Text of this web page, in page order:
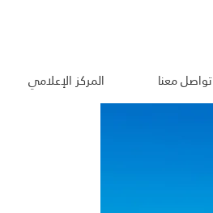
المركز الإعلامي تواصل معنا